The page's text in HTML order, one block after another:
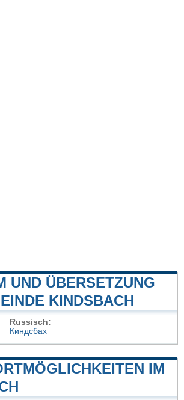
UND ÜBERSETZUNG
KINDSBACH
Russisch:
Киндсбах
IM